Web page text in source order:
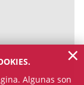
Algunas son
×